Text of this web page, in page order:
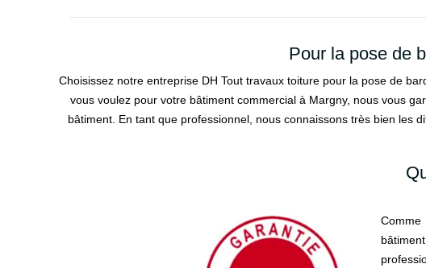
Pour la pose de
Choisissez notre entreprise DH Tout travaux toiture pour la pose de
vous voulez pour votre bâtiment commercial à Margny, nous vous
bâtiment. En tant que professionnel, nous connaissons très bien les